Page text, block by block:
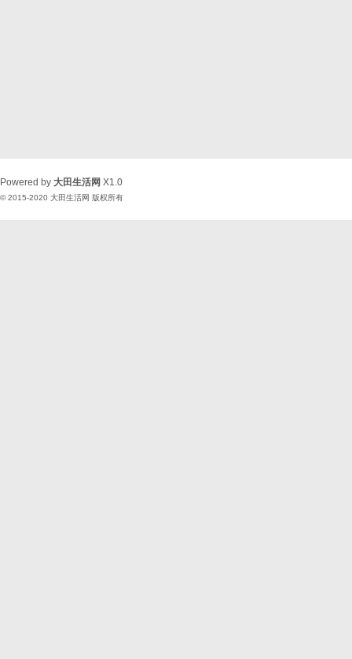
Powered by 大田生活网 X1.0
© 2015-2020 大田生活网 版权所有